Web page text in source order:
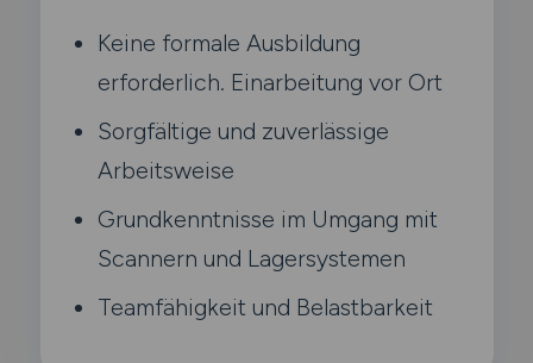
Keine formale Ausbildung
erforderlich. Einarbeitung vor Ort
Sorgfältige und zuverlässige
Arbeitsweise
Grundkenntnisse im Umgang mit
Scannern und Lagersystemen
Teamfähigkeit und Belastbarkeit